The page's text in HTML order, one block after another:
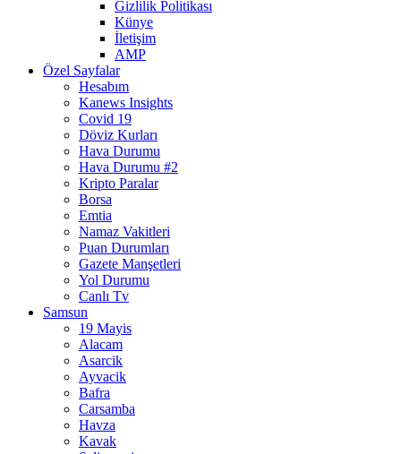
Gizlilik Politikası
Künye
İletişim
AMP
Özel Sayfalar
Hesabım
Kanews Insights
Covid 19
Döviz Kurları
Hava Durumu
Hava Durumu #2
Kripto Paralar
Borsa
Emtia
Namaz Vakitleri
Puan Durumları
Gazete Manşetleri
Yol Durumu
Canlı Tv
Samsun
19 Mayis
Alacam
Asarcik
Ayvacik
Bafra
Carsamba
Havza
Kavak